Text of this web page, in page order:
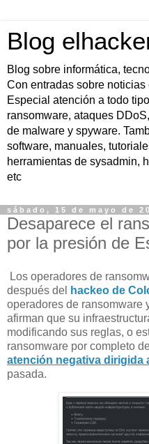
Blog
Blog sobre informática,
Con entradas sobre
Especial atención a todo
ransomware, ataques
de malware y spyware.
software, manuales,
herramientas de sysadmin,
etc
sábado, 15 de mayo de
Desaparece el
por la presión de
Los operadores de
después del
hackeo de
operadores de ransomware
afirman que su
modificando sus reglas, o
ransomware por completo
atención negativa dirigida
pasada.